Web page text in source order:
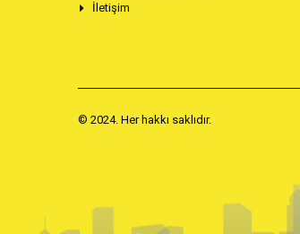
İletişim
© 2024. Her hakkı saklıdır.